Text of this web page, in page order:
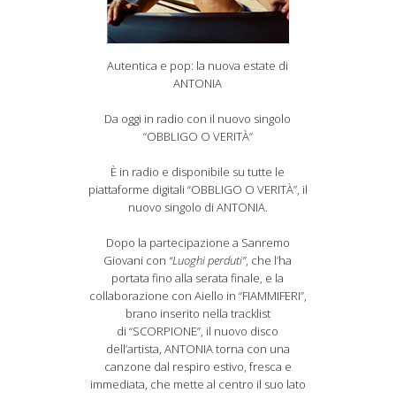
Autentica e pop: la nuova estate di
ANTONIA
Da oggi in radio con il nuovo singolo
“OBBLIGO O VERITÀ”
È in radio e disponibile su tutte le
piattaforme digitali “OBBLIGO O VERITÀ”, il
nuovo singolo di ANTONIA.
Dopo la partecipazione a Sanremo
Giovani con “Luoghi perduti”, che l’ha
portata fino alla serata finale, e la
collaborazione con Aiello in “FIAMMIFERI”,
brano inserito nella tracklist
di “SCORPIONE”, il nuovo disco
dell’artista, ANTONIA torna con una
canzone dal respiro estivo, fresca e
immediata, che mette al centro il suo lato